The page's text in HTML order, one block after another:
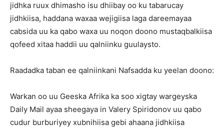
jidhka ruux dhimasho isu dhiibay oo ku tabarucay
jidhkiisa, haddana waxaa wejigiisa laga dareemayaa
cabsida uu ka qabo waxa uu noqon doono mustaqbalkiisa
qofeed xitaa haddii uu qalniinku guulaysto.
Raadadka taban ee qalniinkani Nafsadda ku yeelan doono:
Warkan oo uu Geeska Afrika ka soo xigtay wargeyska
Daily Mail ayaa sheegaya in Valery Spiridonov uu qabo
cudur burburiyey xubnihiisa gebi ahaana jidhkiisa